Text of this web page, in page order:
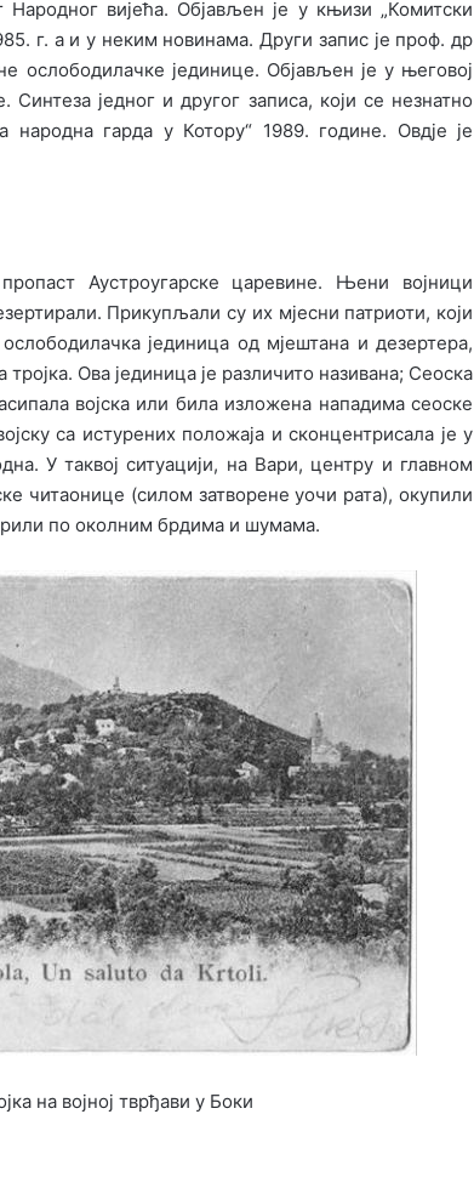
вијећа. Објављен је у књизи „Комитски
г. а и у неким новинама. Други запис је проф. др
ослободилачке јединице. Објављен је у његовој
једног и другог записа, који се незнатно
народна гарда у Котору“ 1989. године. Овдје је
Аустроугарске царевине. Њени војници
Прикупљали су их мјесни патриоти, који
јединица од мјештана и дезертера,
Ова јединица је различито називана; Сеоска
војска или била изложена нападима сеоске
са истурених положаја и сконцентрисала је у
У таквој ситуацији, на Вари, центру и главном
читаонице (силом затворене уочи рата), окупили
по околним брдима и шумама.